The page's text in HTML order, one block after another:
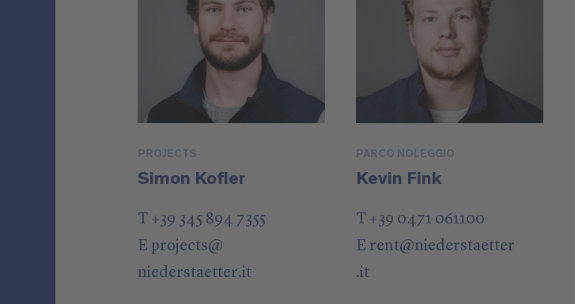
PROJECTS
Simon Kofler
T +39 345 894 7355
E projects@
niederstaetter.it
PARCO NOLEGGIO
Kevin Fink
T +39 0471 061100
E rent@niederstaetter
.it